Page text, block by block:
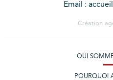
Email :
Création
QUI
POURQUOI